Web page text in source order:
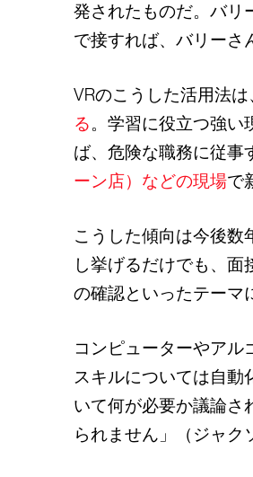
発されたものだ。バリ
で接すれば、バリーさ
VRのこうした活用法
る。学習に役立つ強い
ば、危険な職務に従事
ーン店）などの現場で
こうした傾向は今後数
し挙げるだけでも、
の確認といったテーマ
コンピューターやア
スキルについては自
いて何が必要か議論さ
られません」（ジャク